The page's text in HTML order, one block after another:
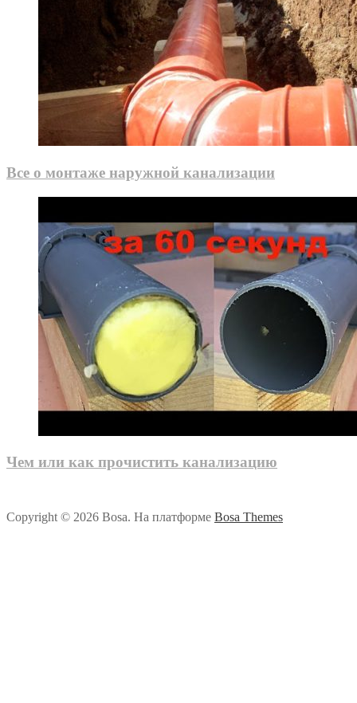
Все о монтаже наружной канализации
Чем или как прочистить канализацию
Copyright © 2026 Bosa. На платформе Bosa Themes